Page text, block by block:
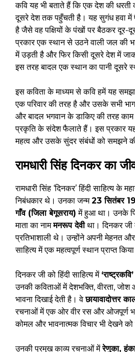
कवि यह भी बताते हैं कि एक देश की
दूसरे देश तक पहुँचती है। यह सुगंध हवा में
है जैसे वह पक्षियों के पंखों पर बैठकर दूर-
प्रकार एक स्थान से उठने वाली जल की
में उड़ती है और फिर किसी दूसरे देश में
इस तरह बादल एक स्थान का पानी दूसरे
इस कविता के माध्यम से कवि हमें यह
एक परिवार की तरह है और उसके सभी
और बादल भगवान के डाकिए की तरह
प्रकृति के संदेश फैलाते हैं। इस प्रकार
महत्व और उसके सुंदर संबंधों को समझने की
रामधारी सिंह दिनकर का
रामधारी सिंह ‘दिनकर’ हिंदी साहित्य के
निबंधकार थे। उनका जन्म23 सितंबर
गाँव (जिला बेगूसराय) में हुआ था। उनके
माता का नाममनरूप देवीथा। दिनकर जी
प्रतिभाशाली थे। उन्होंने अपनी मेहनत
साहित्य में एक महत्वपूर्ण स्थान प्राप्त
दिनकर जी को हिंदी साहित्य में ‘राष्ट्रकवि’
उनकी कविताओं में देशभक्ति, वीरता, जोश
भावना दिखाई देती है। वेछायावादोत्तर
रचनाओं में एक ओर वीर रस और ओजपूर्ण
कोमल और भावनात्मक विचार भी देखने को
उनकी प्रमुख काव्य रचनाओं मेंरेणुका,